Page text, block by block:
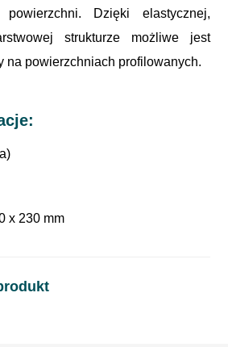
Dzięki elastycznej,
strukturze możliwe jest
na powierzchniach profilowanych.
x 230 mm